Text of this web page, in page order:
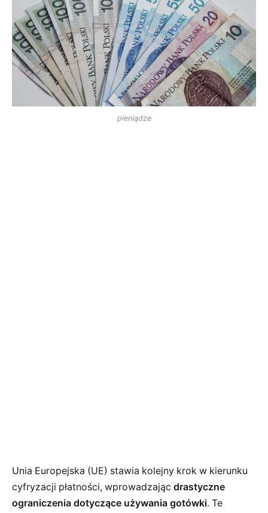
pieniądze
Unia Europejska (UE) stawia kolejny krok w kierunku
cyfryzacji płatności, wprowadzając drastyczne
ograniczenia dotyczące używania gotówki. Te